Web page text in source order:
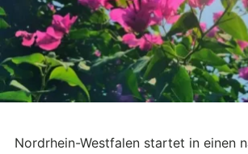
Nordrhein-Westfalen startet in einen